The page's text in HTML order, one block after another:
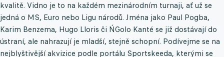
kvalitě. Vidno je to na každém mezinárodním turnaji, ať už se
jedná o MS, Euro nebo Ligu národů. Jména jako Paul Pogba,
Karim Benzema, Hugo Lloris či N´Golo Kanté se již dostávají do
ústraní, ale nahrazují je mladší, stejně schopní. Podívejme se na
nejblyštivější akvizice podle portálu Sportskeeda, kterými se